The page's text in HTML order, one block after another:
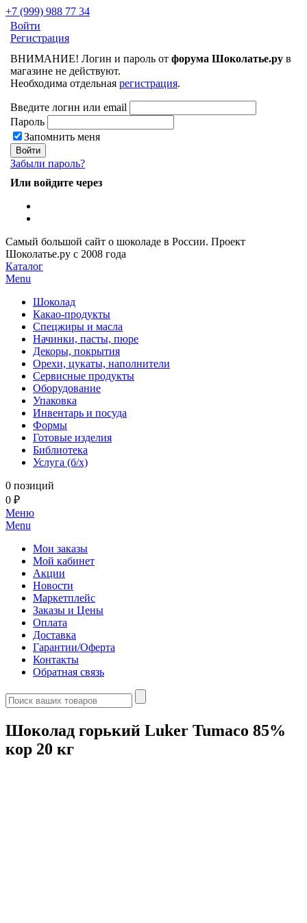
+7 (999) 988 77 34
Войти
Регистрация
ВНИМАНИЕ! Логин и пароль от форума Шоколатье.ру в
магазине не действуют.
Необходима отдельная регистрация.
Введите логин или email
Пароль
Запомнить меня
Забыли пароль?
Или войдите через
Самый большой сайт о шоколаде в России. Проект
Шоколатье.ру с 2008 года
Каталог
Menu
Шоколад
Какао-продукты
Спецжиры и масла
Начинки, пасты, пюре
Декоры, покрытия
Орехи, цукаты, наполнители
Сервисные продукты
Оборудование
Упаковка
Инвентарь и посуда
Формы
Готовые изделия
Библиотека
Услуга (б/х)
0 позиций
0 ₽
Меню
Menu
Мои заказы
Мой кабинет
Акции
Новости
Маркетплейс
Заказы и Цены
Оплата
Доставка
Гарантии/Оферта
Контакты
Обратная связь
Шоколад горький Luker Tumaco 85%
кор 20 кг